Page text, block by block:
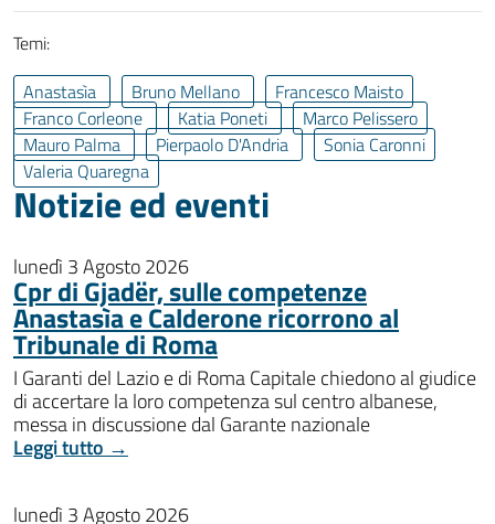
Temi:
Anastasìa
Bruno Mellano
Francesco Maisto
Franco Corleone
Katia Poneti
Marco Pelissero
Mauro Palma
Pierpaolo D'Andria
Sonia Caronni
Valeria Quaregna
Notizie ed eventi
lunedì 3 Agosto 2026
Cpr di Gjadër, sulle competenze
Anastasìa e Calderone ricorrono al
Tribunale di Roma
I Garanti del Lazio e di Roma Capitale chiedono al giudice
di accertare la loro competenza sul centro albanese,
messa in discussione dal Garante nazionale
Leggi tutto →
lunedì 3 Agosto 2026